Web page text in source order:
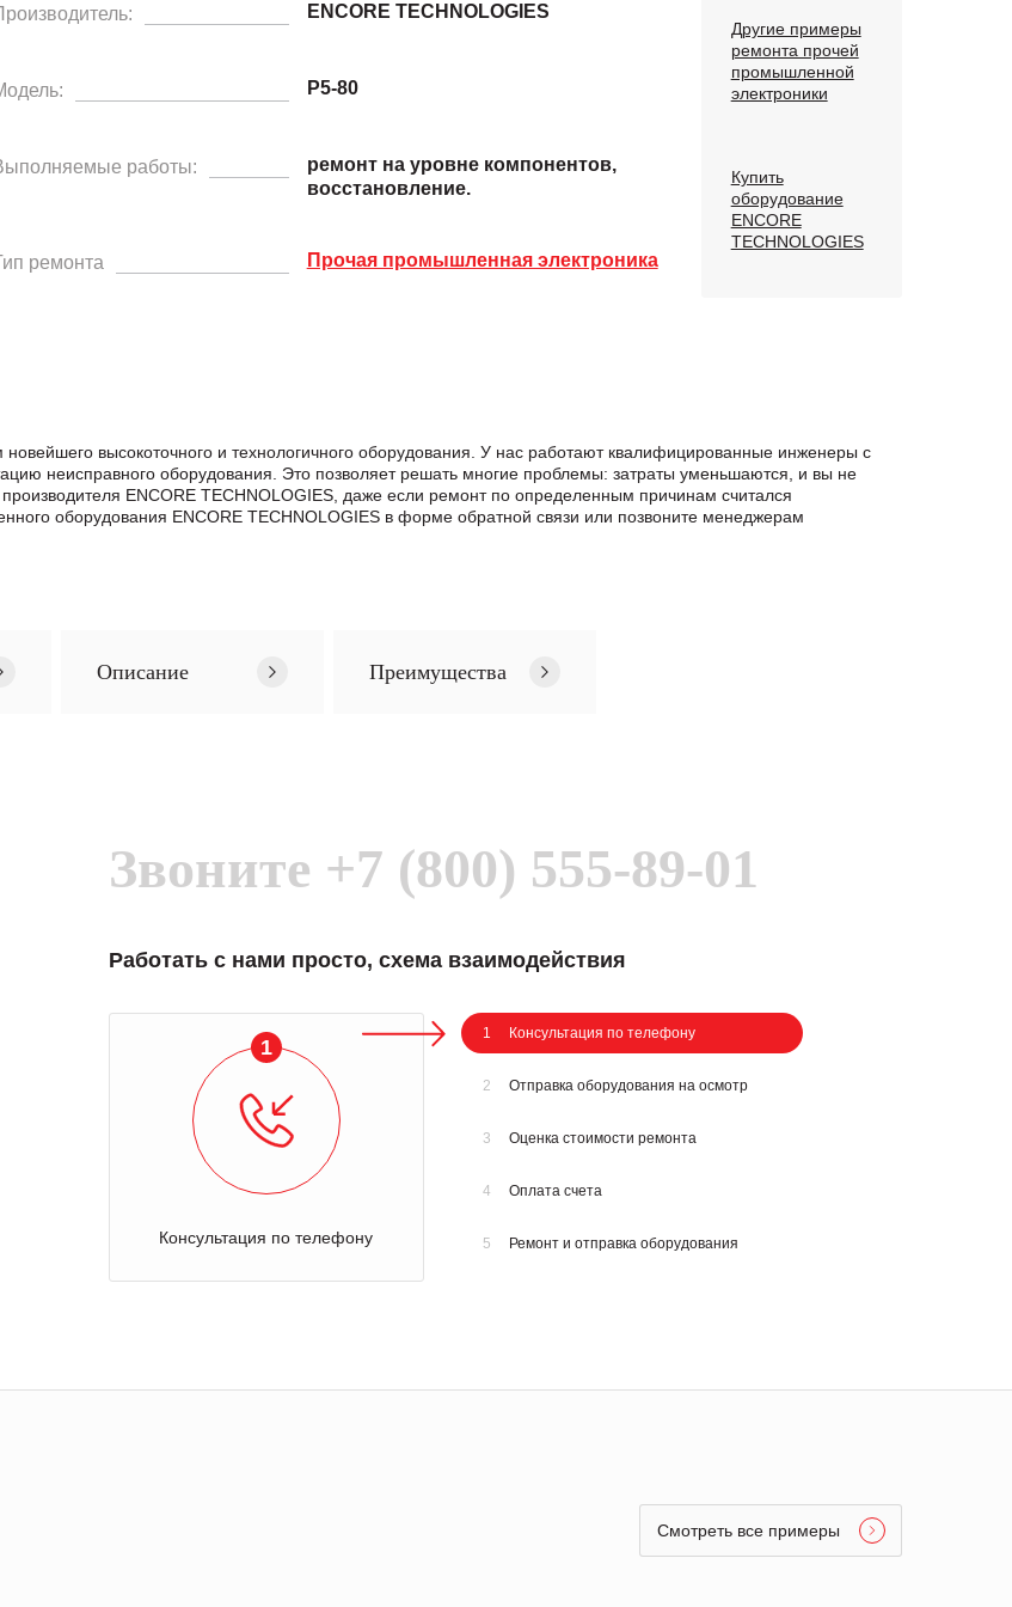
ENCORE TECHNOLOGIES
P5-80
работы:
ремонт на уровне компонентов,
восстановление.
ремонта Прочая промышленная электроника
Другие примеры
ремонта прочей
промышленной
электроники
Купить
оборудование
ENCORE
TECHNOLOGIES
высокоточного и технологичного оборудования. У нас работают квалифицированные инженеры с
неисправного оборудования. Это позволяет решать многие проблемы: затраты уменьшаются, и вы не
ENCORE TECHNOLOGIES, даже если ремонт по определенным причинам считался
оборудования ENCORE TECHNOLOGIES в формe обратной связи или позвоните менеджерам
Описание Преимущества
Звоните +7 (800) 555-89-01
Работать с нами просто, схема взаимодействия
1
Консультация по телефону
1 Консультация по телефону
2 Отправка оборудования на осмотр
3 Оценка стоимости ремонта
4 Оплата счета
5 Ремонт и отправка оборудования
Смотреть все примеры